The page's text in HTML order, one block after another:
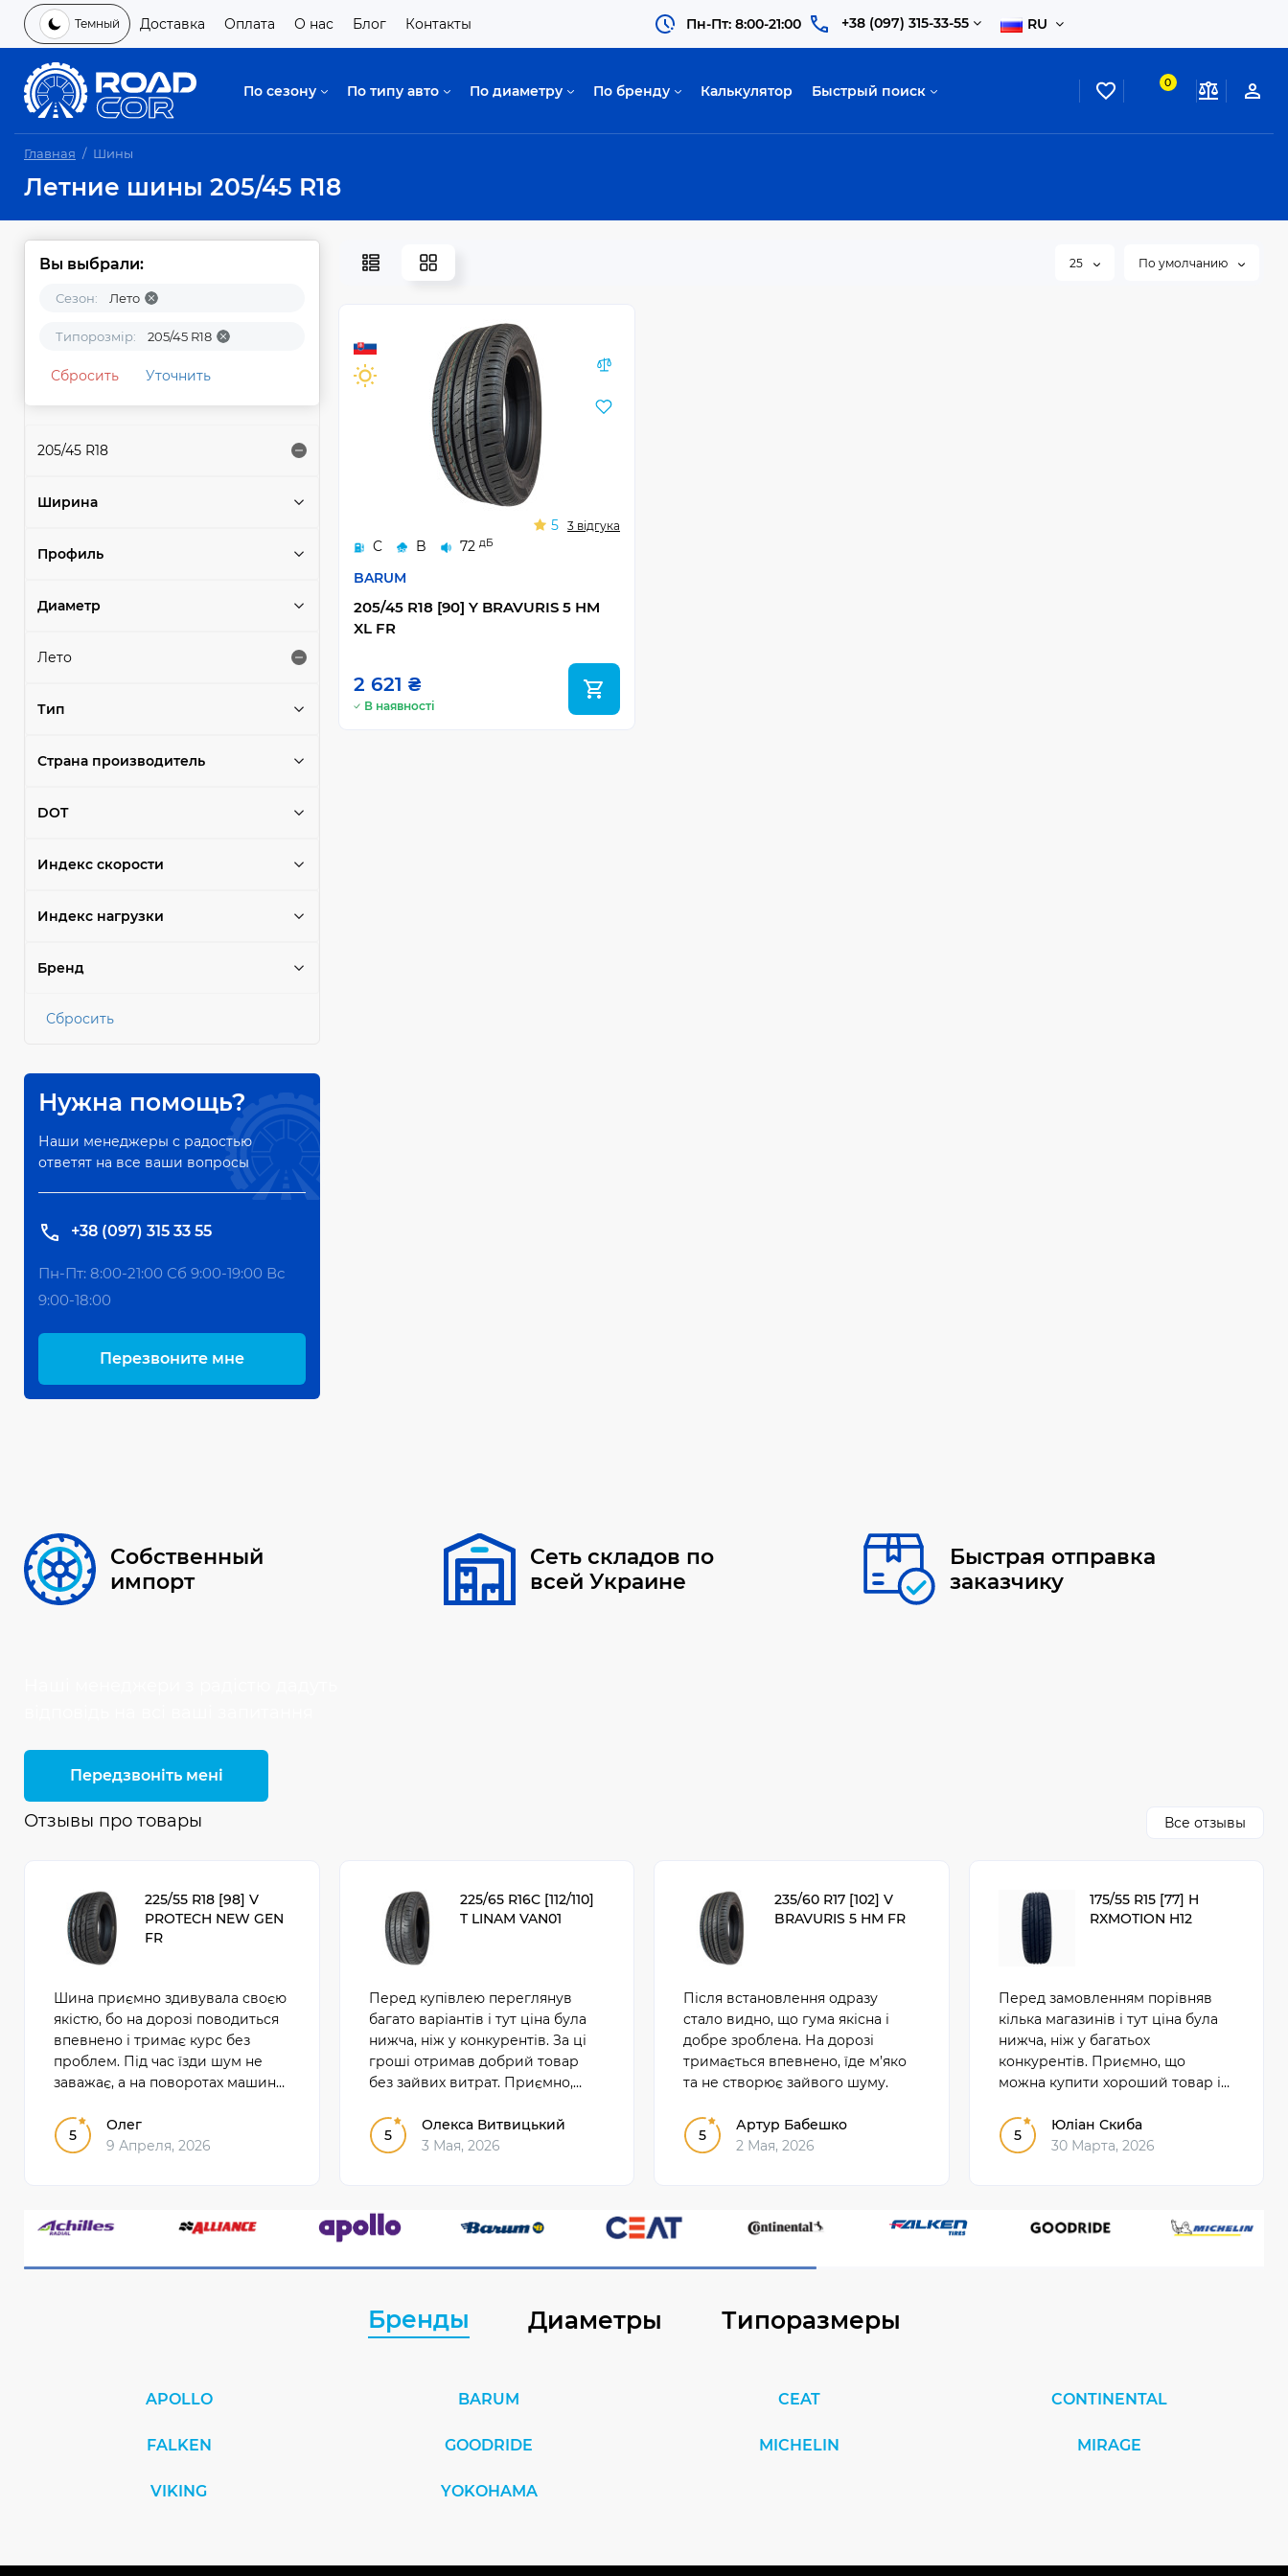
Темный Доставка Оплата О нас Блог Контакты Пн-Пт: 8:00-21:00 +38 (097) 315-33-55 RU
По сезону По типу авто По диаметру По бренду Калькулятор Быстрый поиск 0
Главная Шины
Летние шины 205/45 R18
Вы выбрали:
Сезон: Лето
Типорозмір: 205/45 R18
Сбросить Уточнить
205/45 R18
Ширина
Профиль
Диаметр
Лето
Тип
Страна производитель
DOT
Индекс скорости
Индекс нагрузки
Бренд
Сбросить
Нужна помощь?
Наши менеджеры с радостью
ответят на все ваши вопросы
+38 (097) 315 33 55
Пн-Пт: 8:00-21:00 Сб 9:00-19:00 Вс
9:00-18:00
Перезвоните мне
25 По умолчанию
C B 72 дБ
BARUM
5 3 відгука
205/45 R18 [90] Y BRAVURIS 5 HM
XL FR
2 621 ₴
В наявності
Собственный
импорт
Сеть складов по
всей Украине
Быстрая отправка
заказчику
Передзвоніть мені
Отзывы про товары Все отзывы
225/55 R18 [98] V
PROTECH NEW GEN
FR
Шина приємно здивувала своєю
якістю, бо на дорозі поводиться
впевнено і тримає курс без
проблем. Під час їзди шум не
заважає, а на поворотах машина
Для щоденного користування це
добрий і на
5
Олег
9 Апреля, 2026
225/65 R16C [112/110]
T LINAM VAN01
Перед купівлею переглянув
багато варіантів і тут ціна була
нижча, ніж у конкурентів. За ці
гроші отримав добрий товар
без зайвих витрат. Приємно,
переплатити.
5
Олекса Витвицький
3 Мая, 2026
235/60 R17 [102] V
BRAVURIS 5 HM FR
Після встановлення одразу
стало видно, що гума якісна і
добре зроблена. На дорозі
тримається впевнено, їде м’яко
та не створює зайвого шуму.
5
Артур Бабешко
2 Мая, 2026
175/55 R15 [77] H
RXMOTION H12
Перед замовленням порівняв
кілька магазинів і тут ціна була
нижча, ніж у багатьох
конкурентів. Приємно, що
можна купити хороший товар і
це дуже вигідна покупка.
5
Юліан Скиба
30 Марта, 2026
Бренды Диаметры Типоразмеры
APOLLO BARUM CEAT CONTINENTAL
FALKEN GOODRIDE MICHELIN MIRAGE
VIKING YOKOHAMA